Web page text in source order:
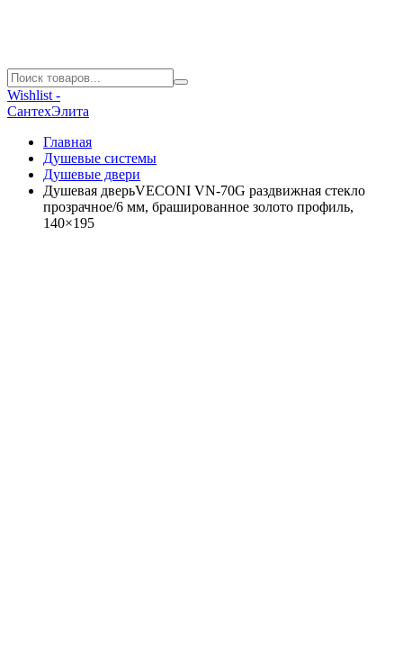
Wishlist -
СантехЭлита
Главная
Душевые системы
Душевые двери
Душевая дверьVECONI VN-70G раздвижная стекло
прозрачное/6 мм, брашированное золото профиль,
140×195